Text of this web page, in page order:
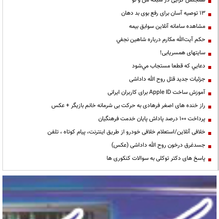
13 توصیه آسان برای رفع بوی بد دهان
مشاهده سامانه آنلاين سوابق بیمه
حكم آيت‌الله مكارم درباره شاهين نجفي
سایتهای همسریابی!
دعايي كه قطعا مستجاب مي‌شود
جزئیات جدید قتل روح الله داداشی
آموزش ساخت Apple ID برای کاربران ایرانی
راز خنده های اصغر فرهادی به حرکت بی شرمانه خانم بازیگر + عکس
پرداخت ۱۰۰ درصد پاداش پایان خدمت فرهنگیان
خلافی آنلاین/استعلام خلافی خودرو از طریق اینترنت، پیام کوتاه ، تلفن
جسدغرق درخون روح الله داداشی (عکس)
پاسخ های دکتر توکلی به سوالات کنکوری ها